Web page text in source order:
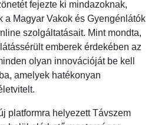
fejezte ki mindazoknak,
a Magyar Vakok és Gyengénlátók
szolgáltatásait. Mint mondta,
emberek érdekében az
olyan innovációját be kell
amelyek hatékonyan
platformra helyezett Távszem